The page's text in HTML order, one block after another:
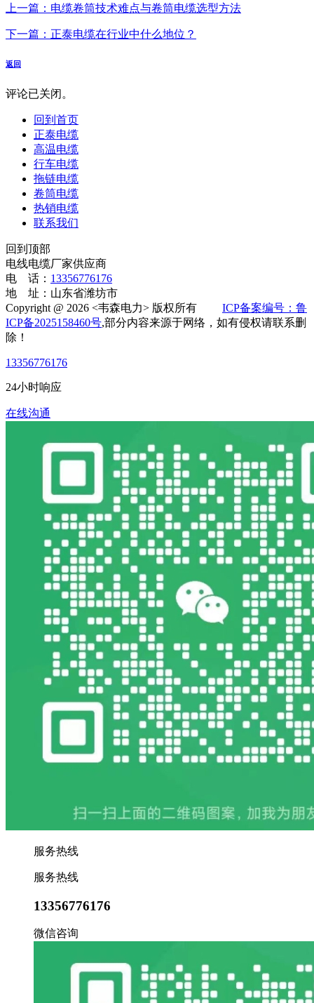
上一篇：电缆卷筒技术难点与卷筒电缆选型方法​
下一篇：正泰电缆在行业中什么地位？
返回
评论已关闭。
回到首页
正泰电缆
高温电缆
行车电缆
拖链电缆
卷筒电缆
热销电缆
联系我们
回到顶部
电线电缆厂家供应商
电 话： 13356776176
地 址：山东省潍坊市
Copyright @ 2026 <韦森电力> 版权所有 ICP备案编号：鲁
ICP备2025158460号,部分内容来源于网络，如有侵权请联系删
除！
13356776176
24小时响应
在线沟通
服务热线
服务热线
13356776176
微信咨询